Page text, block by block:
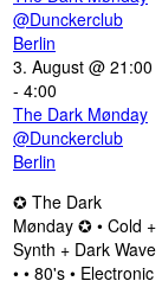
@Dunckerclub
Berlin
3. August @ 21:00
- 4:00
The Dark Mønday
@Dunckerclub
Berlin
✪ The Dark
Mønday ✪ • Cold +
Synth + Dark Wave
• • 80's • Electronic